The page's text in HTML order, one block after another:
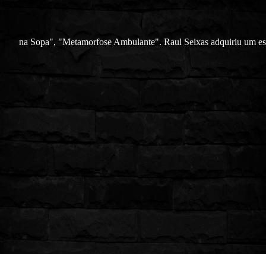
na Sopa", "Metamorfose Ambulante". Raul Seixas adquiriu um